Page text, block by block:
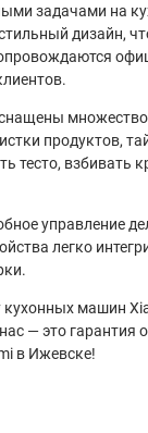
задачами на
дизайн,
продуктов,
тесто,
управление
легко
машин
— это гарантия
в Ижевске!